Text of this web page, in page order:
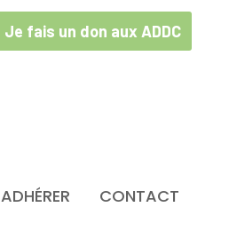
Je fais un don aux ADDC
ADHÉRER CONTACT